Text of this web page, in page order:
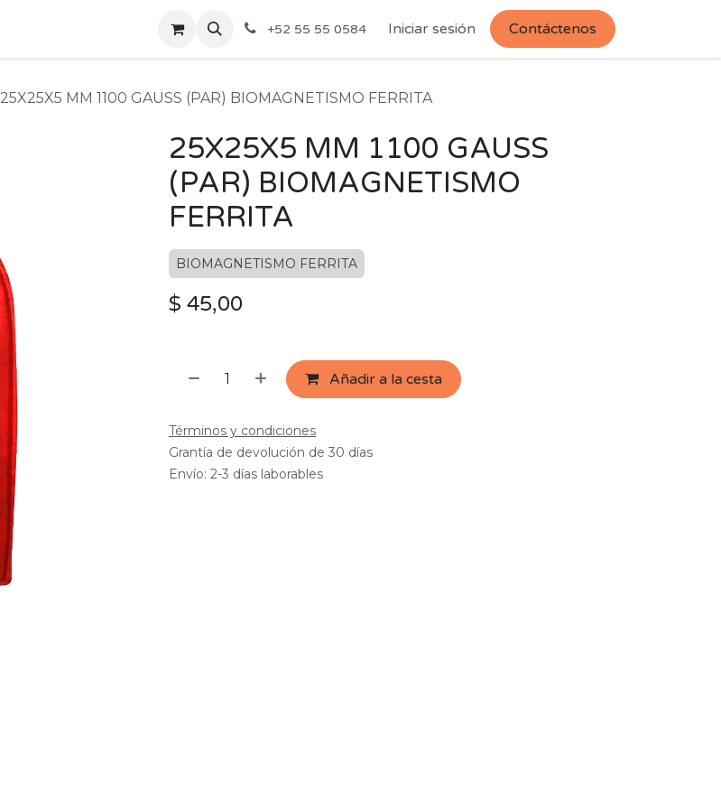
+52 55 55 0584 Iniciar sesión Contáctenos
25X25X5 MM 1100 GAUSS (PAR) BIOMAGNETISMO FERRITA
25X25X5 MM 1100 GAUSS
(PAR) BIOMAGNETISMO
FERRITA
BIOMAGNETISMO FERRITA
$ 45,00
Añadir a la cesta
Términos y condiciones
Grantía de devolución de 30 días
Envío: 2-3 días laborables